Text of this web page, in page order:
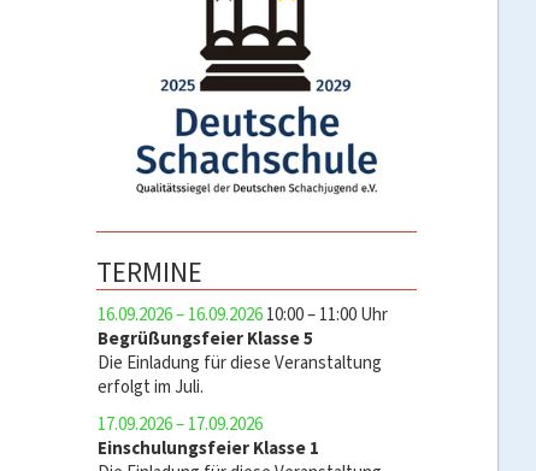
TERMINE
16.09.2026 – 16.09.202610:00 – 11:00 Uhr
Begrüßungsfeier Klasse 5
Die Einladung für diese Veranstaltung
erfolgt im Juli.
17.09.2026 – 17.09.2026
Einschulungsfeier Klasse 1